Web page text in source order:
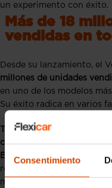
Consentimiento
un experimento con éxito.
Más de 18
vendidas en
Desde su lanzamiento, el
millones de unidades
en uno de los modelos
Su éxito radica en varios
Tamaño ideal para
carretera.
Eficiencia en consumos
,
recientemente, adaptadas
medioambientales.